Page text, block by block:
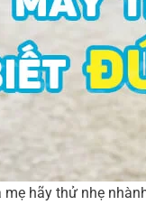
mẹ hãy thử nhẹ